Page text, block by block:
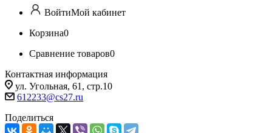
ВойтиМой кабинет
Корзина0
Сравнение товаров0
Контактная информация
ул. Угольная, 61, стр.10
612233@cs27.ru
Поделиться